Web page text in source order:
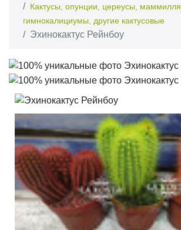
Кактусы, опунции, цереусы,
гимнокалициумы, другие кактусовые
Эхинокактус Рейнбоу